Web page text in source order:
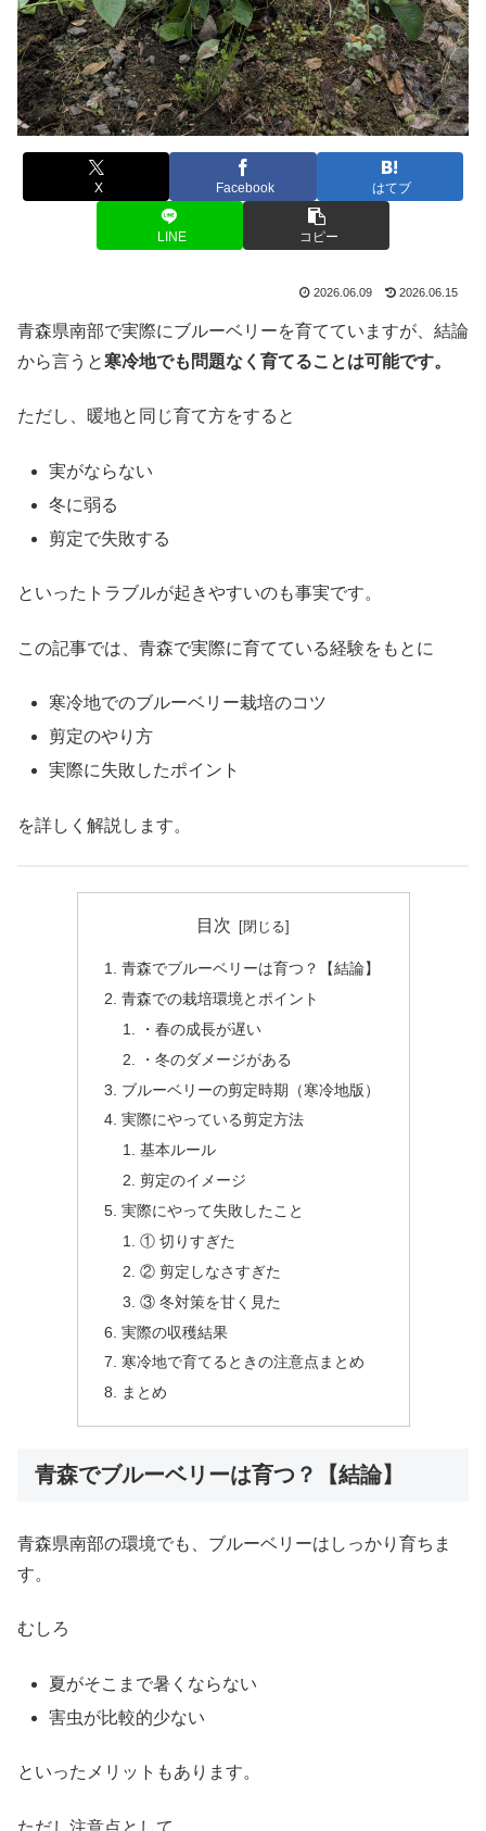
X Facebook はてブ
LINE コピー
2026.06.09 2026.06.15
青森県南部で実際にブルーベリーを育てていますが、結論
から言うと寒冷地でも問題なく育てることは可能です。
ただし、暖地と同じ育て方をすると
実がならない
冬に弱る
剪定で失敗する
といったトラブルが起きやすいのも事実です。
この記事では、青森で実際に育てている経験をもとに
寒冷地でのブルーベリー栽培のコツ
剪定のやり方
実際に失敗したポイント
を詳しく解説します。
目次
青森でブルーベリーは育つ？【結論】
青森での栽培環境とポイント
・春の成長が遅い
・冬のダメージがある
ブルーベリーの剪定時期（寒冷地版）
実際にやっている剪定方法
基本ルール
剪定のイメージ
実際にやって失敗したこと
① 切りすぎた
② 剪定しなさすぎた
③ 冬対策を甘く見た
実際の収穫結果
寒冷地で育てるときの注意点まとめ
まとめ
青森でブルーベリーは育つ？【結論】
青森県南部の環境でも、ブルーベリーはしっかり育ちま
す。
むしろ
夏がそこまで暑くならない
害虫が比較的少ない
といったメリットもあります。
ただし注意点として